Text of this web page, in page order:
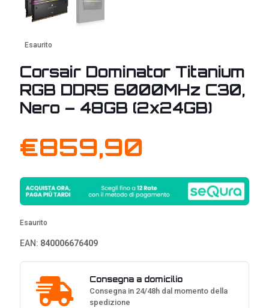
Esaurito
Corsair Dominator Titanium
RGB DDR5 6000MHz C30,
Nero – 48GB (2x24GB)
€859,90
Esaurito
EAN: 840006676409
Consegna a domicilio
Consegna in 24/48h dal momento della
spedizione